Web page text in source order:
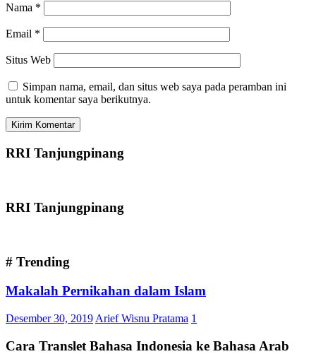
Nama *
Email *
Situs Web
Simpan nama, email, dan situs web saya pada peramban ini
untuk komentar saya berikutnya.
RRI Tanjungpinang
RRI Tanjungpinang
# Trending
Makalah Pernikahan dalam Islam
Desember 30, 2019 Arief Wisnu Pratama 1
Cara Translet Bahasa Indonesia ke Bahasa Arab